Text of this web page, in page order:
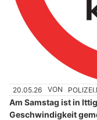
20.05.26 VON
Am Samstag ist in
Geschwindigkeit